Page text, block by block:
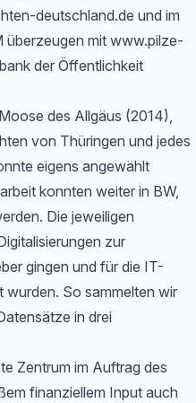
deutschland.de und im
überzeugen mit www.pilze-
der Öffentlichkeit
des Allgäus (2014),
von Thüringen und jedes
eigens angewählt
konnten weiter in BW,
Die jeweiligen
zur
gingen und für die IT-
wurden. So sammelten wir
in drei
Zentrum im Auftrag des
finanziellem Input auch